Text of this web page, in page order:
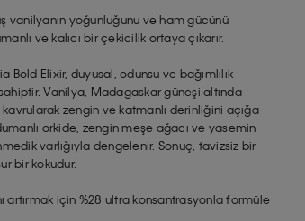
vanilyanın yoğunluğunu ve ham gücünü
ve kalıcı bir çekicilik ortaya çıkarır.
Bold Elixir, duyusal, odunsu ve bağımlılık
Vanilya, Madagaskar güneşi altında
zengin ve katmanlı derinliğini açığa
dumanlı orkide, zengin meşe ağacı ve yasemin
varlığıyla dengelenir. Sonuç, tavizsiz bir
bir kokudur.
artırmak için %28 ultra konsantrasyonla formüle